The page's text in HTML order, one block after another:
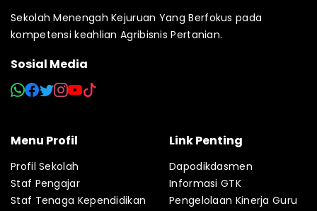
Sekolah Menengah Kejuruan Yang Berfokus pada
kompetensi keahlian Agribisnis Pertanian.
Sosial Media
Menu Profil
Profil Sekolah
Staf Pengajar
Staf Tenaga Kependidikan
Link Penting
Dapodikdasmen
Informasi GTK
Pengelolaan Kinerja Guru